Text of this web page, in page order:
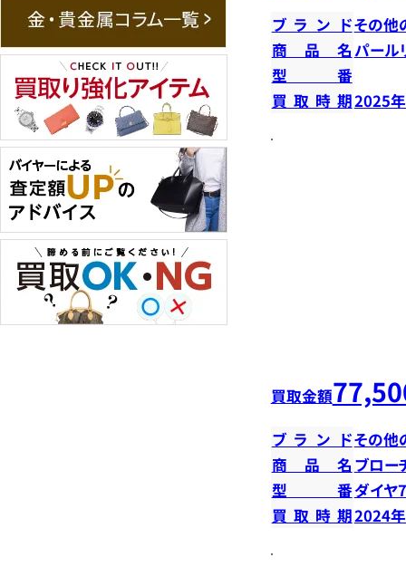
ブランドその他
商品名 パール
型番
買取時期2025
買取金額
ブランドその他
商品名 ブロー
型番ダイヤ
買取時期2024